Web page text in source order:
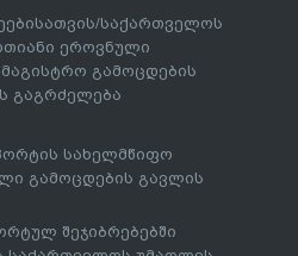
საქართველოს
ეროვნული
გამოცდების
გაგრძელება
სახელმწიფო
გამოცდების გავლის
შეჯიბრებებში